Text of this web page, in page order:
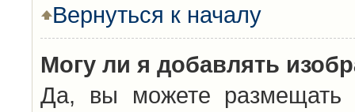
Вернуться к началу
Могу ли я добавлять
Да, вы можете размещать